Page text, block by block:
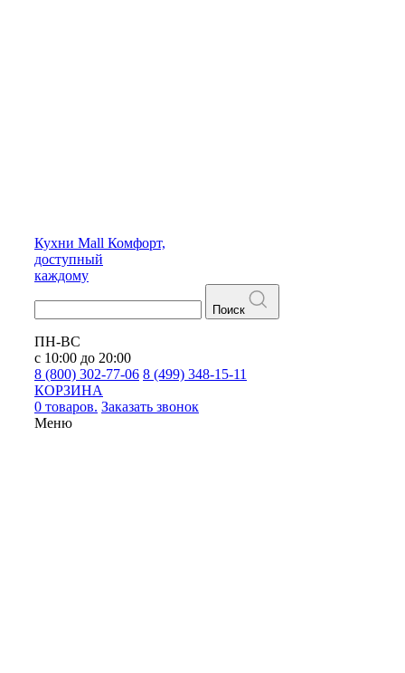
Кухни Mall Комфорт,
доступный
каждому
Поиск
ПН-ВС
с 10:00 до 20:00
8 (800) 302-77-06 8 (499) 348-15-11
КОРЗИНА
0 товаров. Заказать звонок
Меню